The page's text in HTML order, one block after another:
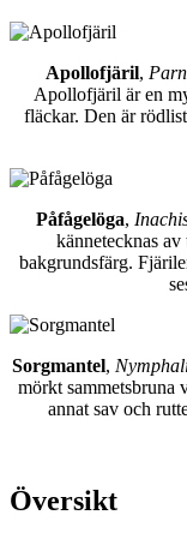
Apollofjäril,
Apollofjäril är en
fläckar. Den är
Påfågelöga,
kännetecknas
bakgrundsfärg.
Sorgmantel,
mörkt sammetsbruna
annat sav och
Översikt